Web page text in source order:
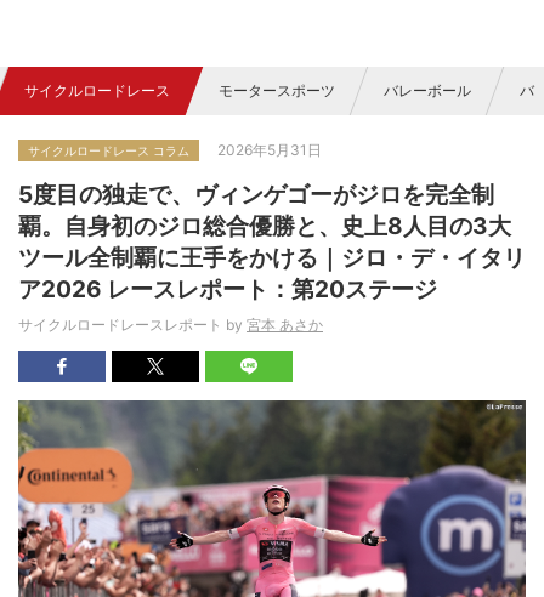
サイクルロードレース モータースポーツ バレーボール バ
サイクルロードレース コラム 2026年5月31日
5度目の独走で、ヴィンゲゴーがジロを完全制
覇。自身初のジロ総合優勝と、史上8人目の3大
ツール全制覇に王手をかける｜ジロ・デ・イタリ
ア2026 レースレポート：第20ステージ
サイクルロードレースレポート by 宮本 あさか